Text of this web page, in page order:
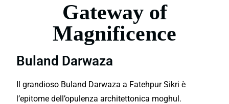
Gateway of
Magnificence
Buland Darwaza
Il grandioso Buland Darwaza a Fatehpur Sikri è
l’epitome dell’opulenza architettonica moghul.